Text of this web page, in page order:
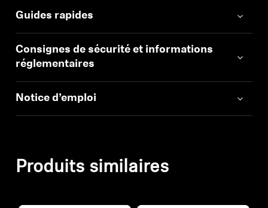
Guides rapides
Consignes de sécurité et informations
réglementaires
Notice d’emploi
Produits similaires